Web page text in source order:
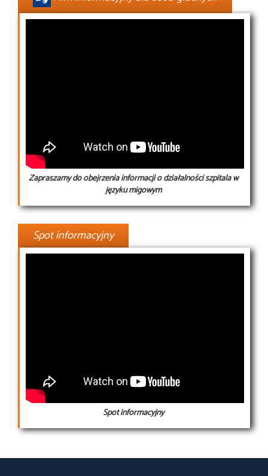
Zapraszamy do obejrzenia informacji o działalności szpitala w
języku migowym
Spot informacyjny
Spot informacyjny